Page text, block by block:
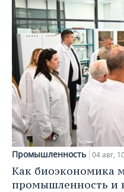
Промышленность 04 авг,
Как биоэкономика
промышленность и